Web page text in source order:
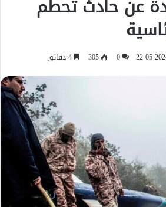
عن حادث تحطم
0
305